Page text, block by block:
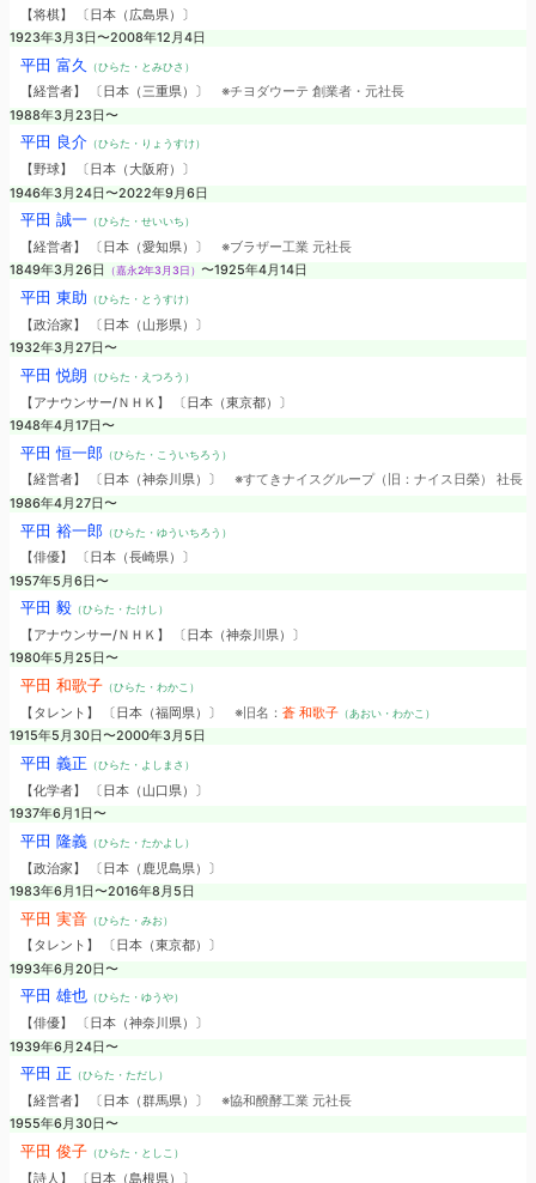
【将棋】 〔日本（広島県）〕
1923年3月3日〜2008年12月4日
平田 富久 （ひらた・とみひさ）
【経営者】 〔日本（三重県）〕 ※チヨダウーテ 創業者・元社長
1988年3月23日〜
平田 良介（ひらた・りょうすけ）
【野球】 〔日本（大阪府）〕
1946年3月24日〜2022年9月6日
平田 誠一（ひらた・せいいち）
【経営者】 〔日本（愛知県）〕 ※ブラザー工業 元社長
1849年3月26日
（嘉永2年3月3日） 〜1925年4月14日
平田 東助 （ひらた・とうすけ）
【政治家】 〔日本（山形県）〕
1932年3月27日〜
平田 悦朗 （ひらた・えつろう）
【アナウンサー/ＮＨＫ】 〔日本（東京都）〕
1948年4月17日〜
平田 恒一郎（ひらた・こういちろう）
【経営者】 〔日本（神奈川県）〕 ※すてきナイスグループ（旧：ナイス日榮） 社長
1986年4月27日〜
平田 裕一郎（ひらた・ゆういちろう）
【俳優】 〔日本（長崎県）〕
1957年5月6日〜
平田 毅（ひらた・たけし）
【アナウンサー/ＮＨＫ】 〔日本（神奈川県）〕
1980年5月25日〜
平田 和歌子（ひらた・わかこ）
【タレント】 〔日本（福岡県）〕 ※旧名： 蒼 和歌子（あおい・わかこ）
1915年5月30日〜2000年3月5日
平田 義正 （ひらた・よしまさ）
【化学者】 〔日本（山口県）〕
1937年6月1日〜
平田 隆義（ひらた・たかよし）
【政治家】 〔日本（鹿児島県）〕
1983年6月1日〜2016年8月5日
平田 実音（ひらた・みお）
【タレント】 〔日本（東京都）〕
1993年6月20日〜
平田 雄也（ひらた・ゆうや）
【俳優】 〔日本（神奈川県）〕
1939年6月24日〜
平田 正 （ひらた・ただし）
【経営者】 〔日本（群馬県）〕 ※協和醗酵工業 元社長
1955年6月30日〜
平田 俊子（ひらた・としこ）
【詩人】 〔日本（島根県）〕